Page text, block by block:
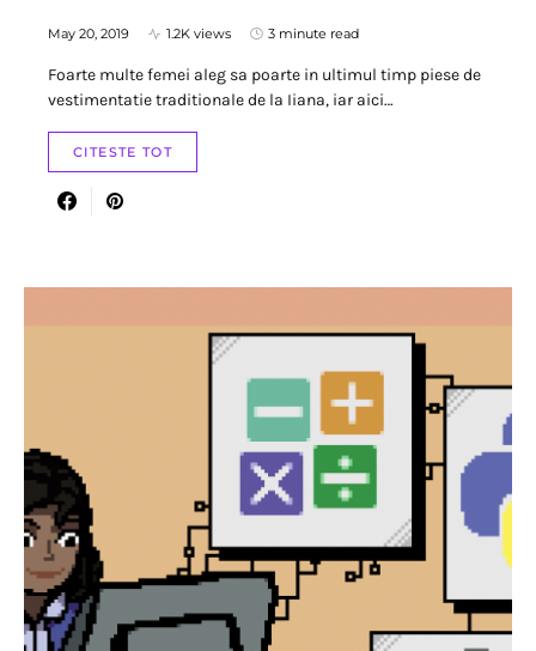
May 20, 2019 1.2K views 3 minute read
Foarte multe femei aleg sa poarte in ultimul timp piese de
vestimentatie traditionale de la Iiana, iar aici…
CITESTE TOT